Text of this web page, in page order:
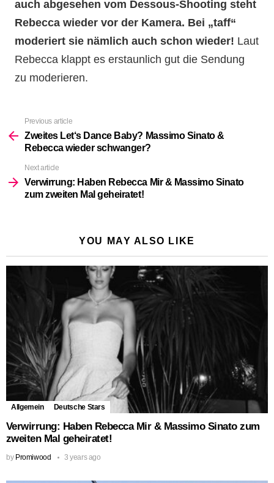
auch abgesehen vom Dessous-Shooting steht
Rebecca wieder vor der Kamera. Bei „taff“
moderiert sie nämlich auch schon wieder! Laut
Rebecca klappt es erstaunlich gut die Sendung
zu moderieren.
more
Previous article
Zweites Let‘s Dance Baby? Massimo Sinato &
Rebecca wieder schwanger?
Next article
Verwirrung: Haben Rebecca Mir & Massimo Sinato
zum zweiten Mal geheiratet!
YOU MAY ALSO LIKE
Allgemein Deutsche Stars
Verwirrung: Haben Rebecca Mir & Massimo Sinato zum
zweiten Mal geheiratet!
by Promiwood 3 years ago